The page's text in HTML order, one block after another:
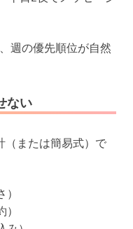
週の優先順位が自然
ない
（または簡易式）で